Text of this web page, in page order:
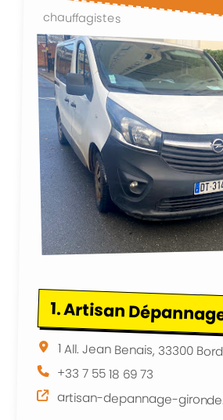
chauffagistes
1.Artisan
1 All. Jean Benais, 33300
+33 7 55 18 69 73
artisan-depannage-